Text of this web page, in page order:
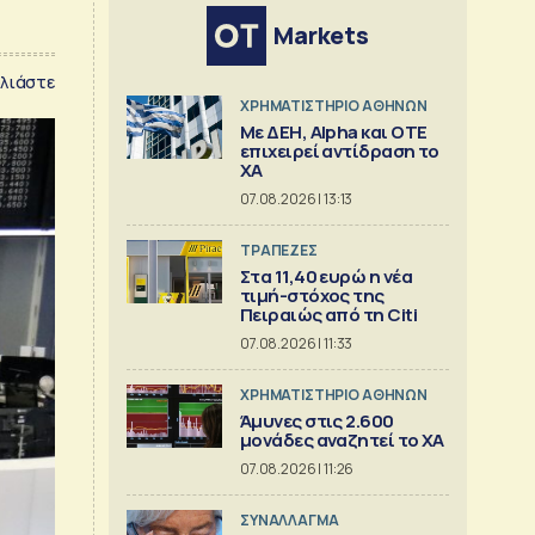
Markets
XΡΗΜΑΤΙΣΤΗΡΙΟ ΑΘΗΝΩΝ
Με ΔΕΗ, Alpha και ΟΤΕ
επιχειρεί αντίδραση το
ΧΑ
07.08.2026 | 13:13
ΤΡΑΠΕΖΕΣ
Στα 11,40 ευρώ η νέα
τιμή-στόχος της
Πειραιώς από τη Citi
07.08.2026 | 11:33
XΡΗΜΑΤΙΣΤΗΡΙΟ ΑΘΗΝΩΝ
Άμυνες στις 2.600
μονάδες αναζητεί το ΧΑ
07.08.2026 | 11:26
ΣΥΝΑΛΛΑΓΜΑ